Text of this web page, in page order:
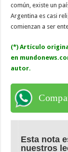
común, existe un
Argentina es casi
comienzan a ser
(*) Artículo
en
autor.
Esta nota
nuestros